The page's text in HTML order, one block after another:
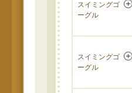
スイミングゴ
ーグル
スイミングゴ
ーグル